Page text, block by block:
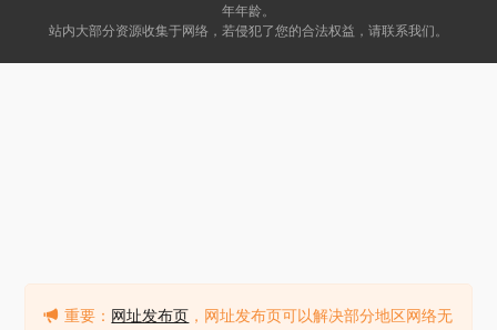
年年龄。
站内大部分资源收集于网络，若侵犯了您的合法权益，请联系我们。
重要： 网址发布页 ，网址发布页可以解决部分地区网络无